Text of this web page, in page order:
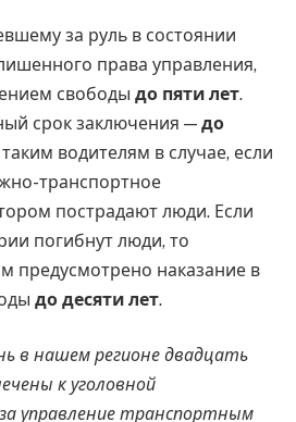
за руль в состоянии
права управления,
свободы до пяти лет.
срок заключения — до
таким водителям в случае, если
транспортное
пострадают люди. Если
погибнут люди, то
предусмотрено наказание в
до десяти лет.
в нашем регионе двадцать
к уголовной
управление транспортным